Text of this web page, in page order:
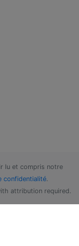
lu et compris notre
confidentialité.
attribution required.